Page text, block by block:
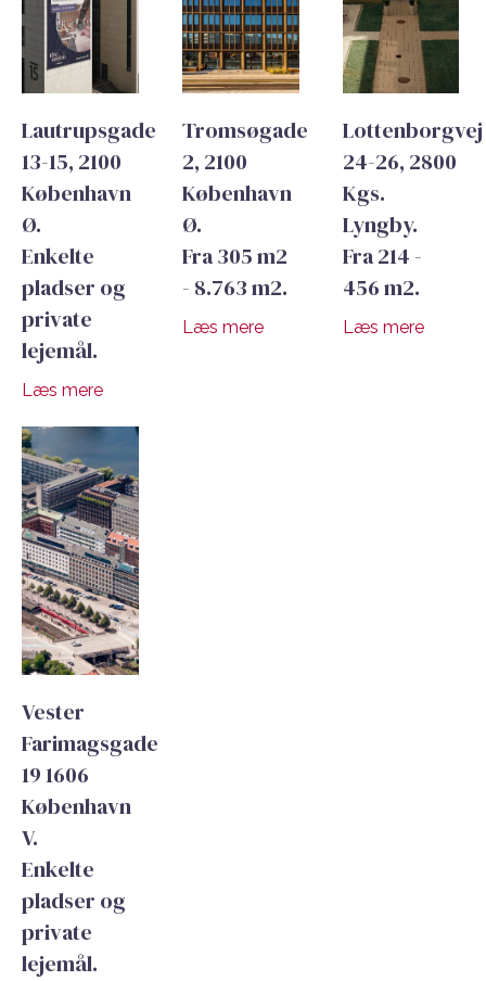
Lautrupsgade
13-15, 2100
København
Ø.
Enkelte
pladser og
private
lejemål.
Læs mere
Tromsøgade
2, 2100
København
Ø.
Fra 305 m2
- 8.763 m2.
Læs mere
Lottenborgvej
24-26, 2800
Kgs.
Lyngby.
Fra 214 -
456 m2.
Læs mere
Vester
Farimagsgade
19 1606
København
V.
Enkelte
pladser og
private
lejemål.